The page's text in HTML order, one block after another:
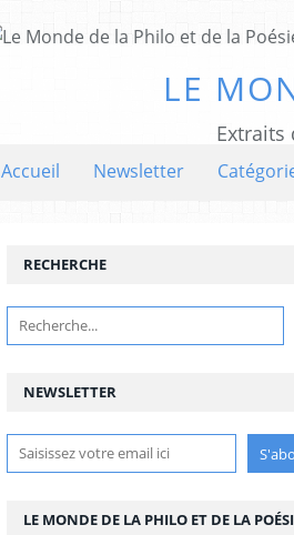
LE
Extraits
Accueil Newsletter
NEWSLETTER
RECHERCHE
LE MONDE DE LA PHILO ET DE LA